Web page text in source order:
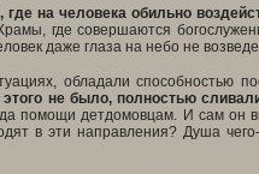
на человека обильно
где совершаются
даже глаза на небо не
обладали способностью
этого не было, полностью
помощи детдомовцам. И сам он
в эти направления? Душа